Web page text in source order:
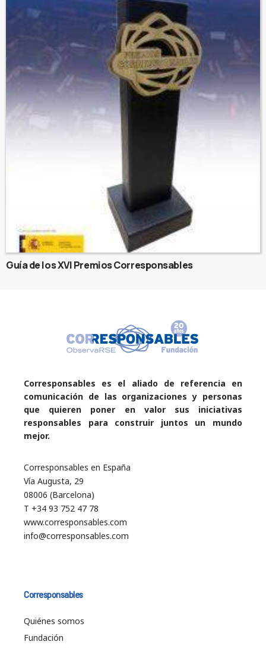
Guía de los XVI Premios Corresponsables
Corresponsables es el aliado de referencia en
comunicación de las organizaciones y personas
que quieren poner en valor sus iniciativas
responsables para construir juntos un mundo
mejor.
Corresponsables en España
Vía Augusta, 29
08006 (Barcelona)
T +34 93 752 47 78
www.corresponsables.com
info@corresponsables.com
Corresponsables
Quiénes somos
Fundación